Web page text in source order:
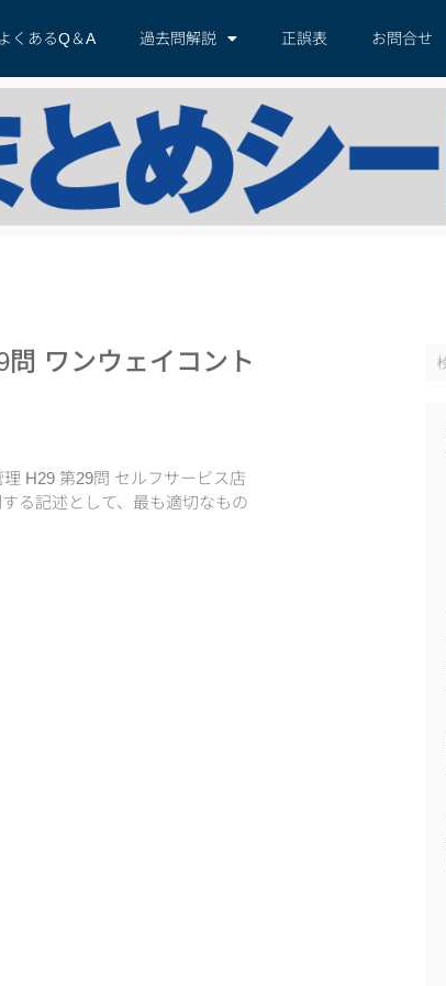
よくあるQ＆A 過去問解説 正誤表 お問合せ
問 ワンウェイコント
H29 第29問 セルフサービス店
る記述として、最も適切なもの